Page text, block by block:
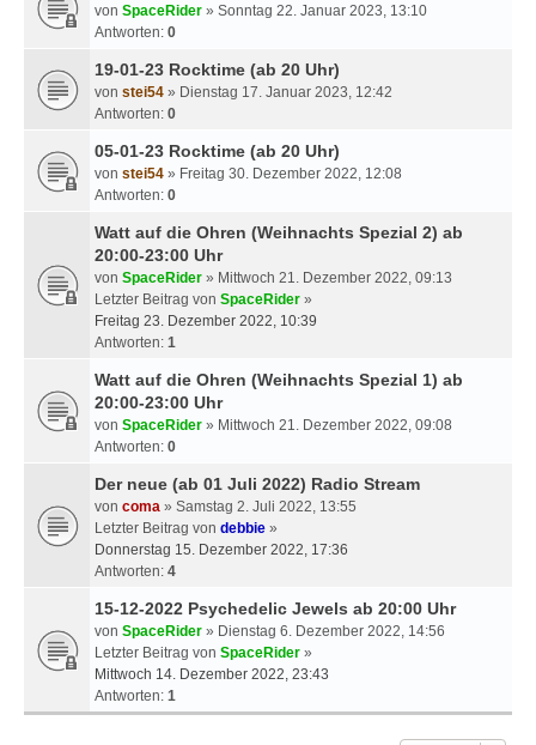
von SpaceRider » Sonntag 22. Januar 2023, 13:10
Antworten: 0
19-01-23 Rocktime (ab 20 Uhr)
von stei54 » Dienstag 17. Januar 2023, 12:42
Antworten: 0
05-01-23 Rocktime (ab 20 Uhr)
von stei54 » Freitag 30. Dezember 2022, 12:08
Antworten: 0
Watt auf die Ohren (Weihnachts Spezial 2) ab
20:00-23:00 Uhr
von SpaceRider » Mittwoch 21. Dezember 2022, 09:13
Letzter Beitrag von SpaceRider »
Freitag 23. Dezember 2022, 10:39
Antworten: 1
Watt auf die Ohren (Weihnachts Spezial 1) ab
20:00-23:00 Uhr
von SpaceRider » Mittwoch 21. Dezember 2022, 09:08
Antworten: 0
Der neue (ab 01 Juli 2022) Radio Stream
von coma » Samstag 2. Juli 2022, 13:55
Letzter Beitrag von debbie »
Donnerstag 15. Dezember 2022, 17:36
Antworten: 4
15-12-2022 Psychedelic Jewels ab 20:00 Uhr
von SpaceRider » Dienstag 6. Dezember 2022, 14:56
Letzter Beitrag von SpaceRider »
Mittwoch 14. Dezember 2022, 23:43
Antworten: 1